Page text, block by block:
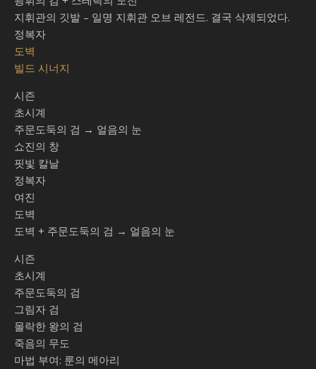
지휘관의 깃발 – 일명 지휘관 오브 레전드. 결국 삭제되었다.
정복자
도벽
빌드 시너지
시즌
초시계
주문도둑의 검 → 얼음의 눈
쇼진의 창
핏빛 칼날
정복자
여진
도벽
도벽 + 주문도둑의 검 → 얼음의 눈
시즌
초시계
주문도둑의 검
그림자 검
몰락한 왕의 검
죽음의 무도
마법 부여: 룬의 메아리